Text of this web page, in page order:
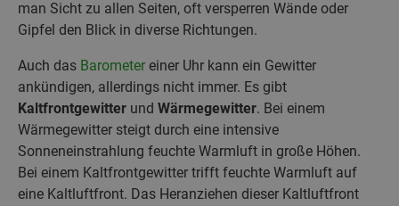
man Sicht zu allen Seiten, oft versperren Wände oder
Gipfel den Blick in diverse Richtungen.
Auch das Barometer einer Uhr kann ein Gewitter
ankündigen, allerdings nicht immer. Es gibt
Kaltfrontgewitter und Wärmegewitter. Bei einem
Wärmegewitter steigt durch eine intensive
Sonneneinstrahlung feuchte Warmluft in große Höhen.
Bei einem Kaltfrontgewitter trifft feuchte Warmluft auf
eine Kaltluftfront. Das Heranziehen dieser Kaltluftfront